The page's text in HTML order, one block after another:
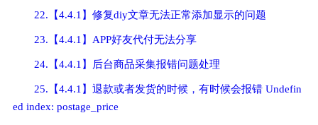
22.【4.4.1】修复diy文章无法正常添加显示的问题
23.【4.4.1】APP好友代付无法分享
24.【4.4.1】后台商品采集报错问题处理
25.【4.4.1】退款或者发货的时候，有时候会报错 Undefin
ed index: postage_price